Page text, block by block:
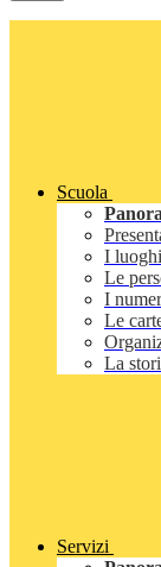
Scuola
I luoghi
Le
I
Le
La
Servizi